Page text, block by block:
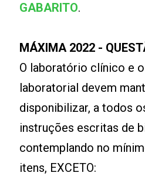
GABARITO.
MÁXIMA 2022 -
O laboratório clínico e
laboratorial devem
disponibilizar, a todos
instruções escritas de
contemplando no
itens, EXCETO: